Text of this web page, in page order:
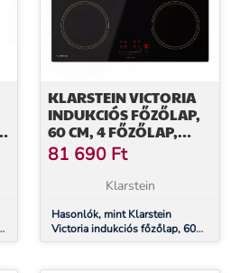
KLARSTEIN VICTORIA
INDUKCIÓS FŐZŐLAP,
60 CM, 4 FŐZŐLAP,
CSÚSZKA, BOOST
FUNKCIÓ
81 690 Ft
Klarstein
Hasonlók, mint Klarstein
Victoria indukciós főzőlap, 60
cm, 4 főzőlap, csúszka, Boost